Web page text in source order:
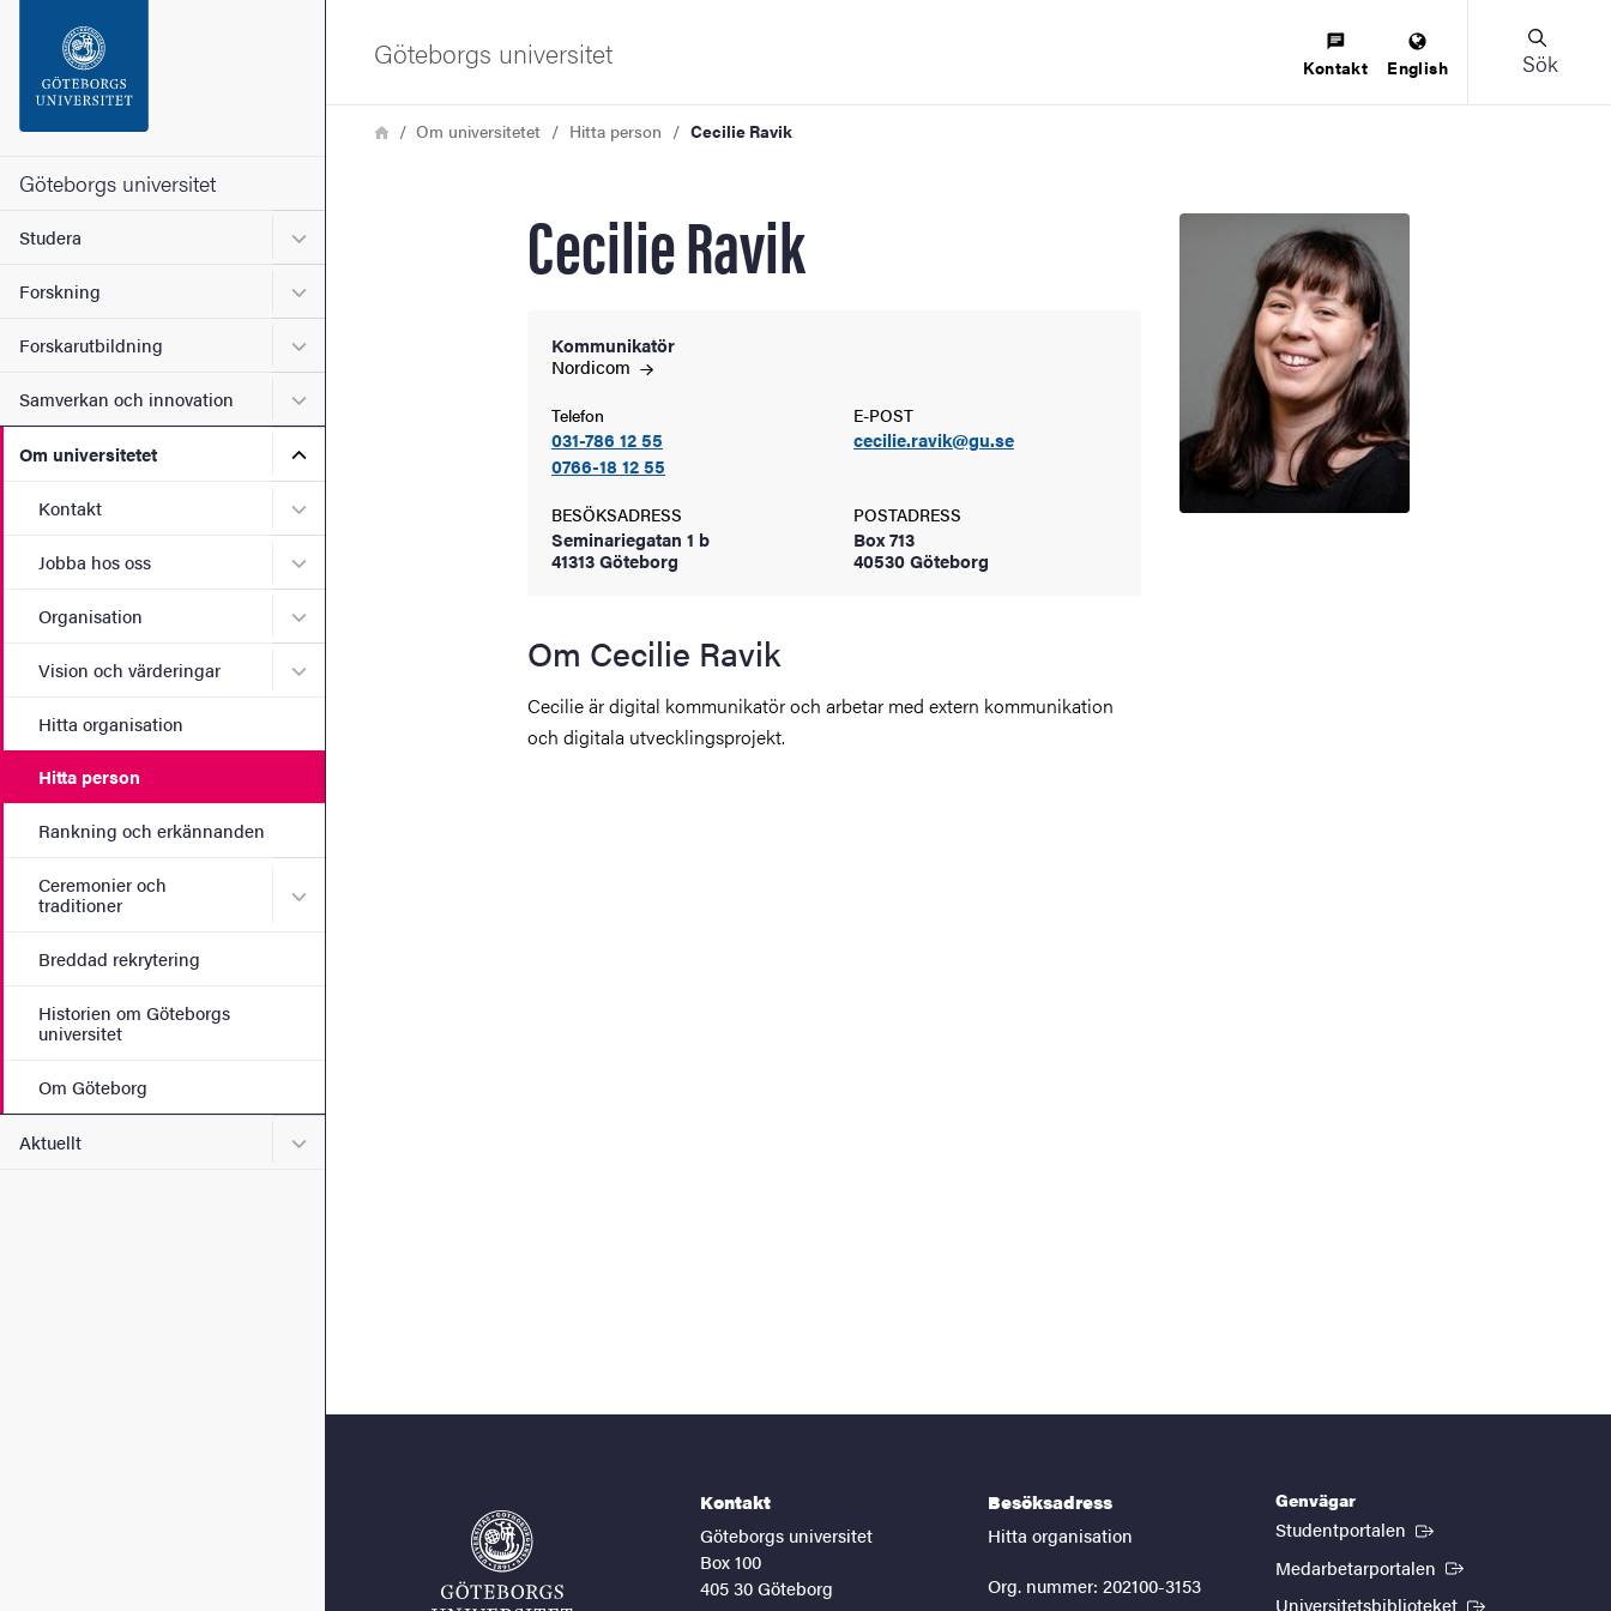
Sidfoten
Om webbplatsen
Göteborgs universitet
Studera Undermeny för Studera
Forskning Undermeny för Forskning
Forskarutbildning Undermeny för Forskarutbildning
Samverkan och innovation Undermeny för Samverkan och innovation
Om universitetet Undermeny för Om universitetet
Kontakt Undermeny för Kontakt
Jobba hos oss Undermeny för Jobba hos oss
Organisation Undermeny för Organisation
Vision och värderingar Undermeny för Vision och värderingar
Hitta organisation
Hitta person
Rankning och erkännanden
Ceremonier och
traditioner
Undermeny för Ceremonier och traditioner
Breddad rekrytering
Historien om Göteborgs
universitet
Om Göteborg
Aktuellt Undermeny för Aktuellt
Göteborgs universitet Kontakt English Sök
LänkstigHemOm universitetet Hitta person Cecilie Ravik
Cecilie Ravik
Kommunikatör
Nordicom
Telefon
031-786 12 55
0766-18 12 55
E-POST
cecilie.ravik@gu.se
BESÖKSADRESS
Seminariegatan 1 b
41313 Göteborg
POSTADRESS
Box 713
40530 Göteborg
Om Cecilie Ravik
Cecilie är digital kommunikatör och arbetar med extern kommunikation
och digitala utvecklingsprojekt.
Kontakt
Göteborgs universitet
Box 100
405 30 Göteborg
Besöksadress
Hitta organisation
Org. nummer: 202100-3153
Genvägar
Studentportalen (Extern länk)
Medarbetarportalen (Extern länk)
Universitetsbiblioteket (Extern länk)